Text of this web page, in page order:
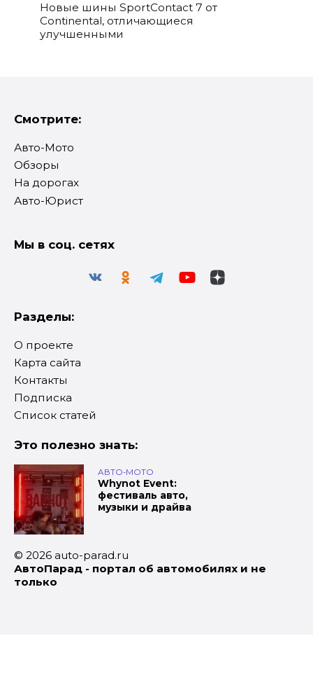
Новые шины SportContact 7 от
Continental, отличающиеся
улучшенными
Смотрите:
Авто-Мото
Обзоры
На дорогах
Авто-Юрист
Мы в соц. сетях
Разделы:
О проекте
Карта сайта
Контакты
Подписка
Список статей
Это полезно знать:
АВТО-МОТО
Whynot Event:
фестиваль авто,
музыки и драйва
© 2026 auto-parad.ru
АвтоПарад - портал об автомобилях и не
только